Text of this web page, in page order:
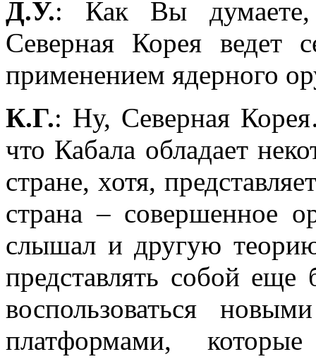
Д.У.: Как Вы думаете,
Северная Корея ведет
применением ядерного
К.Г.: Ну, Северная
что Кабала обладает
стране, хотя,
страна – совершенное
слышал и другую
представлять собой еще
воспользоваться
платформами,